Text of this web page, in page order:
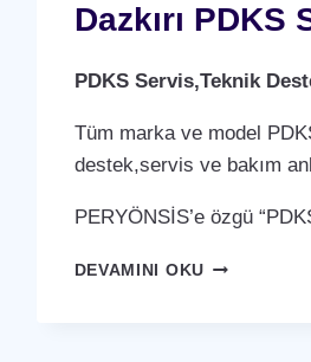
Dazkırı
PDKS Servis,Teknik
Tüm marka ve model
destek,servis ve bakım
PERYÖNSİS’e özgü
DEVAMINI OKUDAZKIRI